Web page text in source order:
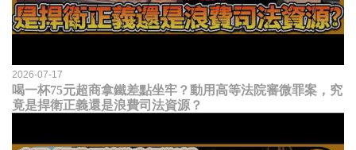
2026-07-17
喝一杯75元超商拿鐵差點坐牢？動用高等法院審微罪案，究
竟是捍衛正義還是浪費司法資源？